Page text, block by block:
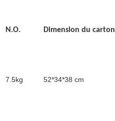
N.O. Dimension du carton
7.5kg 52*34*38 cm